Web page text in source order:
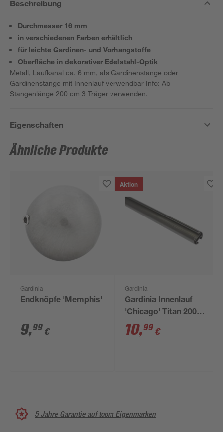
Beschreibung
Durchmesser 16 mm
in verschiedenen Farben erhältlich
für leichte Gardinen- und Vorhangstoffe
Oberfläche in dekorativer Edelstahl-Optik
Metall, Laufkanal ca. 6 mm, als Gardinenstange oder
Gardinenstange mit Innenlauf verwendbar Info: Ab
Stangenlänge 200 cm 3 Träger verwenden.
Eigenschaften
Ähnliche Produkte
Gardinia
Endknöpfe 'Memphis'
9,99 €
Aktion
Gardinia
Gardinia Innenlauf
'Chicago' Titan 200
cm
10,99 €
5 Jahre Garantie auf toom Eigenmarken